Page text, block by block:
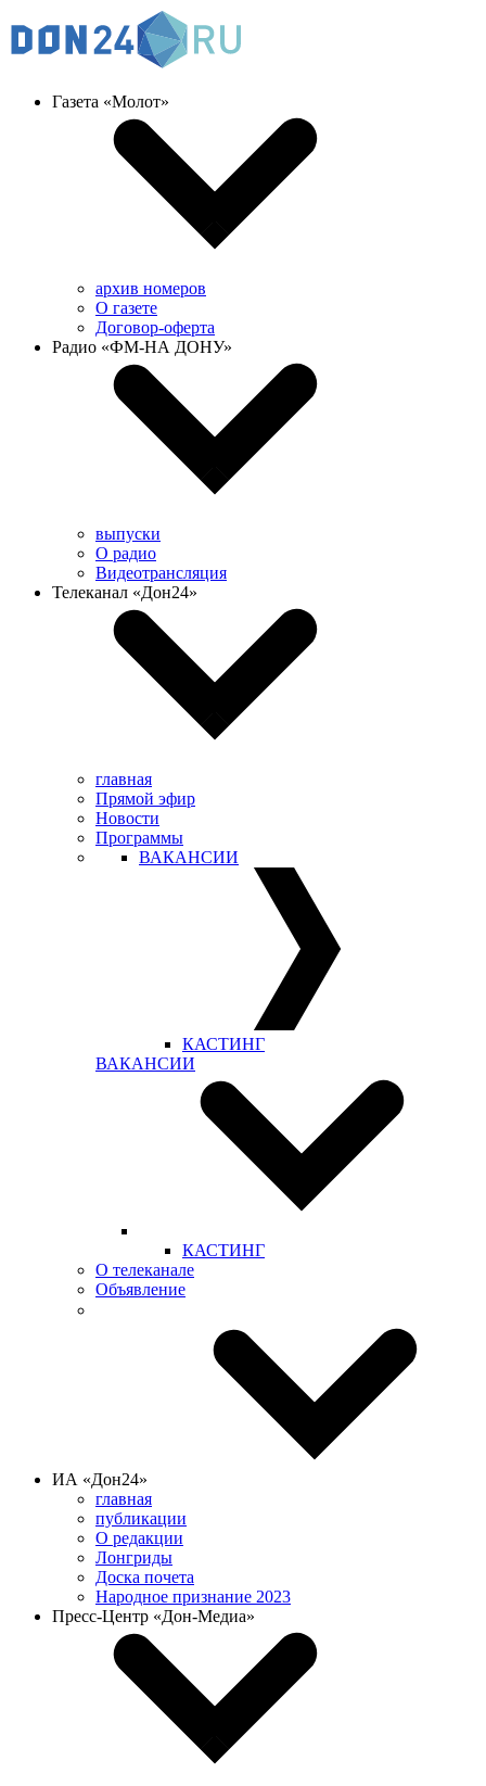
Газета «Молот»
архив номеров
О газете
Договор-оферта
Радио «ФМ-НА ДОНУ»
выпуски
О радио
Видеотрансляция
Телеканал «Дон24»
главная
Прямой эфир
Новости
Программы
ВАКАНСИИ
КАСТИНГ
ВАКАНСИИ
КАСТИНГ
О телеканале
Объявление
ИА «Дон24»
главная
публикации
О редакции
Лонгриды
Доска почета
Народное признание 2023
Пресс-Центр «Дон-Медиа»